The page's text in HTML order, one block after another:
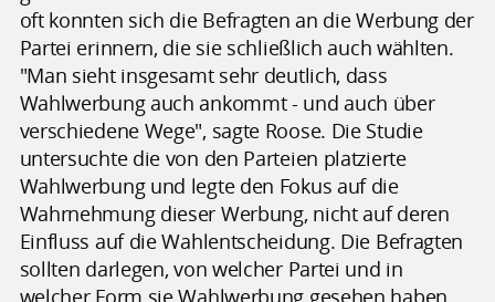
oft konnten sich die Befragten an die Werbung der
Partei erinnern, die sie schließlich auch wählten.
"Man sieht insgesamt sehr deutlich, dass
Wahlwerbung auch ankommt - und auch über
verschiedene Wege", sagte Roose. Die Studie
untersuchte die von den Parteien platzierte
Wahlwerbung und legte den Fokus auf die
Wahrnehmung dieser Werbung, nicht auf deren
Einfluss auf die Wahlentscheidung. Die Befragten
sollten darlegen, von welcher Partei und in
welcher Form sie Wahlwerbung gesehen haben.